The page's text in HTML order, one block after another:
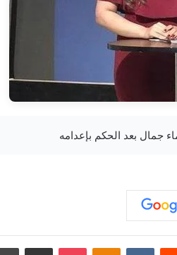
‏Reddit
‏VKontakte
Odnoklassniki
‫Pocket مشاركة عبر البريد